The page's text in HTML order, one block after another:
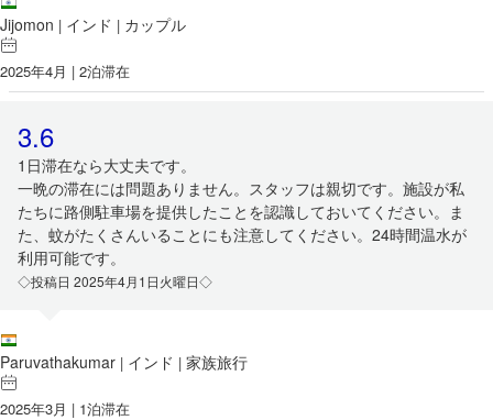
Jijomon | インド | カップル
2025年4月 | 2泊滞在
3.6
1日滞在なら大丈夫です。
一晩の滞在には問題ありません。スタッフは親切です。施設が私
たちに路側駐車場を提供したことを認識しておいてください。ま
た、蚊がたくさんいることにも注意してください。24時間温水が
利用可能です。
◇投稿日 2025年4月1日火曜日◇
Paruvathakumar | インド | 家族旅行
2025年3月 | 1泊滞在